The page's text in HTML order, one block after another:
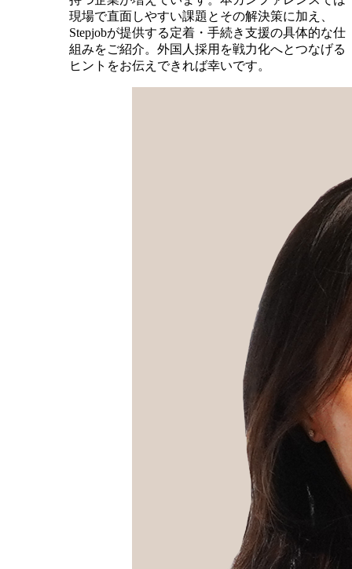
現場で直面しやすい課題とその解決策に加え、
Stepjobが提供する定着・手続き支援の具体的な仕
組みをご紹介。外国人採用を戦力化へとつなげる
ヒントをお伝えできれば幸いです。